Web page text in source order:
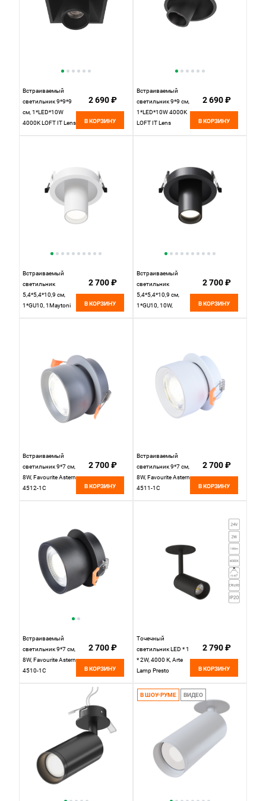
Встраиваемый
светильник 9*9*9
см, 1*LED*10W
4000K LOFT IT Lens
2 690 ₽
В КОРЗИНУ
Встраиваемый
светильник 9*9 см,
1*LED*10W 4000K
LOFT IT Lens
2 690 ₽
В КОРЗИНУ
Встраиваемый
светильник
5,4*5,4*10,9 см,
1*GU10, 1Maytoni
2 700 ₽
В КОРЗИНУ
Встраиваемый
светильник
5,4*5,4*10,9 см,
1*GU10, 10W,
2 700 ₽
В КОРЗИНУ
Встраиваемый
светильник 9*7 см,
8W, Favourite Astern
4512-1C
2 700 ₽
В КОРЗИНУ
Встраиваемый
светильник 9*7 см,
8W, Favourite Astern
4511-1C
2 700 ₽
В КОРЗИНУ
Встраиваемый
светильник 9*7 см,
8W, Favourite Astern
4510-1C
2 700 ₽
В КОРЗИНУ
Точечный
светильник LED * 1
* 2W, 4000 К, Arte
Lamp Presto
Черный, вр 3,5 см
2 790 ₽
В КОРЗИНУ
В ШОУ-РУМЕ ВИДЕО